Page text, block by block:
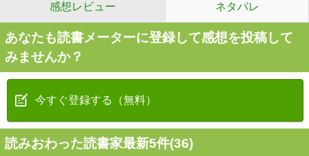
感想レビュー ネタバレ
あなたも読書メーターに登録して感想を投稿して
みませんか？
今すぐ登録する（無料）
読みおわった読書家最新5件(36)